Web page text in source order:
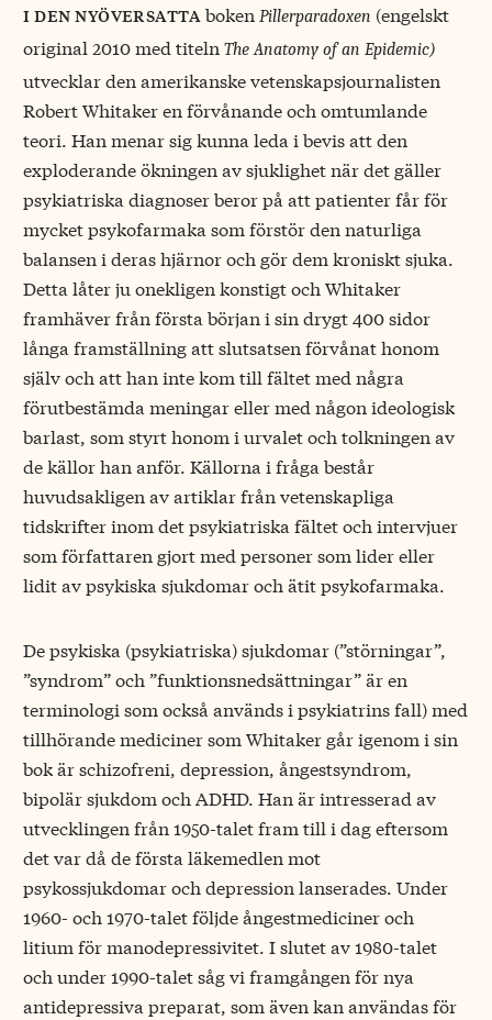
i den nyöversattaboken Pillerparadoxen (engelskt
original 2010 med titelnThe Anatomy of an Epidemic)
utvecklar den amerikanske vetenskapsjournalisten
Robert Whitaker en förvånande och omtumlande
teori. Han menar sig kunna leda i bevis att den
exploderande ökningen av sjuklighet när det gäller
psykiatriska diagnoser beror på att patienter får för
mycket psykofarmaka som förstör den naturliga
balansen i deras hjärnor och gör dem kroniskt sjuka.
Detta låter ju onekligen konstigt och Whitaker
framhäver från första början i sin drygt 400 sidor
långa framställning att slutsatsen förvånat honom
själv och att han inte kom till fältet med några
förutbestämda meningar eller med någon ideologisk
barlast, som styrt honom i urvalet och tolkningen av
de källor han anför. Källorna i fråga består
huvudsakligen av artiklar från vetenskapliga
tidskrifter inom det psykiatriska fältet och intervjuer
som författaren gjort med personer som lider eller
lidit av psykiska sjukdomar och ätit psykofarmaka.
De psykiska (psykiatriska) sjukdomar (”störningar”,
”syndrom” och ”funktionsnedsättningar” är en
terminologi som också används i psykiatrins fall) med
tillhörande mediciner som Whitaker går igenom i sin
bok är schizofreni, depression, ångestsyndrom,
bipolär sjukdom och ADHD. Han är intresserad av
utvecklingen från 1950-talet fram till i dag eftersom
det var då de första läkemedlen mot
psykossjukdomar och depression lanserades. Under
1960- och 1970-talet följde ångestmediciner och
litium för manodepressivitet. I slutet av 1980-talet
och under 1990-talet såg vi framgången för nya
antidepressiva preparat, som även kan användas för